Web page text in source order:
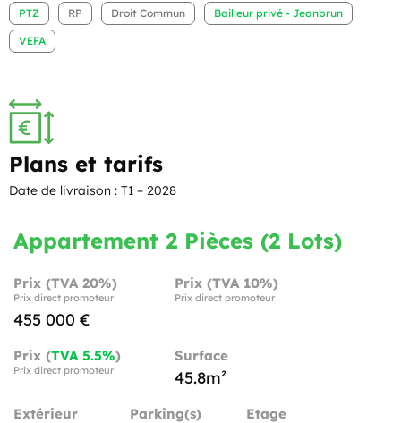
PTZ RP Droit Commun Bailleur privé - Jeanbrun
VEFA
Plans et tarifs
Date de livraison : T1 – 2028
Appartement 2 Pièces (2 Lots)
Prix (TVA 20%)
Prix direct promoteur
455 000 €
Prix (TVA 10%)
Prix direct promoteur
Prix (TVA 5.5%)
Prix direct promoteur
Surface
45.8m²
Extérieur Parking(s) Etage